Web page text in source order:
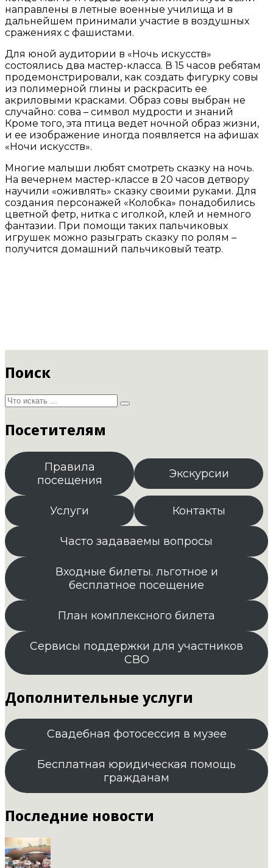
направлены в летные военные училища и в
дальнейшем принимали участие в воздушных
сражениях с фашистами.
Для юной аудитории в «Ночь искусств»
состоялись два мастер-класса. В 15 часов ребятам
продемонстрировали, как создать фигурку совы
из полимерной глины и раскрасить ее
акриловыми красками. Образ совы выбран не
случайно: сова – символ мудрости и знаний
Кроме того, эта птица ведет ночной образ жизни,
и ее изображение иногда появляется на афишах
«Ночи искусств».
Многие малыши любят смотреть сказку на ночь.
На вечернем мастер-классе в 20 часов детвору
научили «оживлять» сказку своими руками. Для
создания персонажей «Колобка» понадобились
цветной фетр, нитка с иголкой, клей и немного
фантазии. При помощи таких пальчиковых
игрушек можно разыграть сказку по ролям –
получится домашний пальчиковый театр.
Поиск
Посетителям
Правила
посещения
Экскурсии
Услуги Контакты
Часто задаваемы вопросы
Входные билеты. льготное и
бесплатное посещение
План комплексного билета
Сервисы поддержки для участников
СВО
Дополнительные услуги
Свадебная фотосессия в музее
Бесплатная юридическая помощь
гражданам
Последние новости